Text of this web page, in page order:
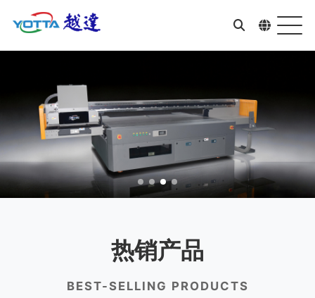
热销产品
BEST-SELLING PRODUCTS